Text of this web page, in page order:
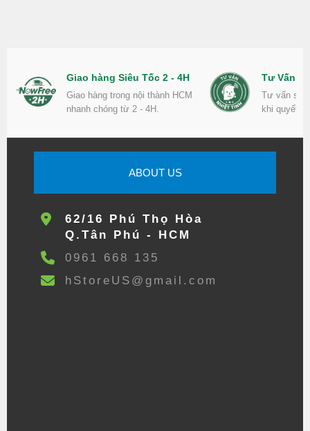
Giao hàng Siêu Tốc 2 - 4H
Giao hàng trong nội thành HCM
nhanh chóng từ 2 - 4H.
Tư Vấn
Tư vấn
khi quyết
ABOUT US
62/16 Phú Thọ Hòa
Q.Tân Phú - HCM
0961 668 135
hStoreUS@gmail.com